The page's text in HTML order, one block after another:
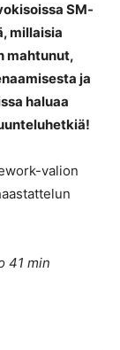
SM-
millaisia
mahtunut,
ja
haluaa
valion
41 min